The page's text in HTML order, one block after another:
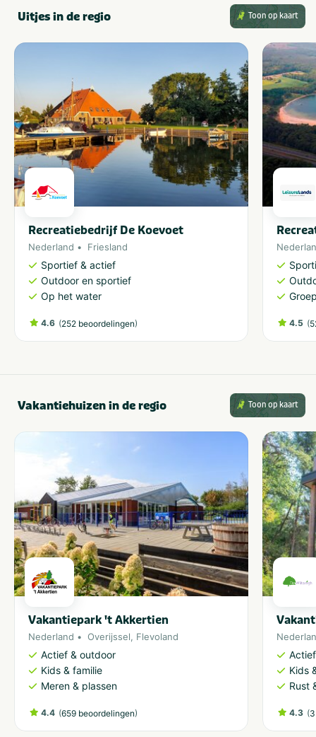
Staanplaats
Uitjes in de regio Toon op kaart
Recreatiebedrijf De Koevoet
Nederland Friesland
Sportief & actief
Outdoor en sportief
Op het water
4.6 (252 beoordelingen) 4.5 (
Vakantiehuizen in de regio Toon op kaart
Vakantiepark 't Akkertien
Nederland Overijssel, Flevoland
Actief & outdoor
Kids & familie
Meren & plassen
4.4 (659 beoordelingen)
Kids
Rust
4.3 (